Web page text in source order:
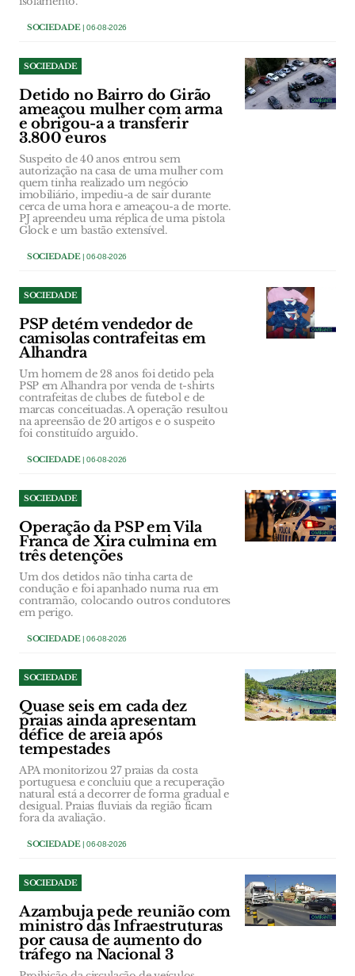
SOCIEDADE| 06-08-2026
SOCIEDADE
Detido no Bairro do Girão
ameaçou mulher com arma
e obrigou-a a transferir
3.800 euros
Suspeito de 40 anos entrou sem
autorização na casa de uma mulher com
quem tinha realizado um negócio
imobiliário, impediu-a de sair durante
cerca de uma hora e ameaçou-a de morte.
PJ apreendeu uma réplica de uma pistola
Glock e um bastão extensível.
SOCIEDADE| 06-08-2026
SOCIEDADE
PSP detém vendedor de
camisolas contrafeitas em
Alhandra
Um homem de 28 anos foi detido pela
PSP em Alhandra por venda de t-shirts
contrafeitas de clubes de futebol e de
marcas conceituadas. A operação resultou
na apreensão de 20 artigos e o suspeito
foi constituído arguido.
SOCIEDADE| 06-08-2026
SOCIEDADE
Operação da PSP em Vila
Franca de Xira culmina em
três detenções
Um dos detidos não tinha carta de
condução e foi apanhado numa rua em
contramão, colocando outros condutores
em perigo.
SOCIEDADE| 06-08-2026
SOCIEDADE
Quase seis em cada dez
praias ainda apresentam
défice de areia após
tempestades
APA monitorizou 27 praias da costa
portuguesa e concluiu que a recuperação
natural está a decorrer de forma gradual e
desigual. Praias fluviais da região ficam
fora da avaliação.
SOCIEDADE| 06-08-2026
SOCIEDADE
Azambuja pede reunião com
ministro das Infraestruturas
por causa de aumento do
tráfego na Nacional 3